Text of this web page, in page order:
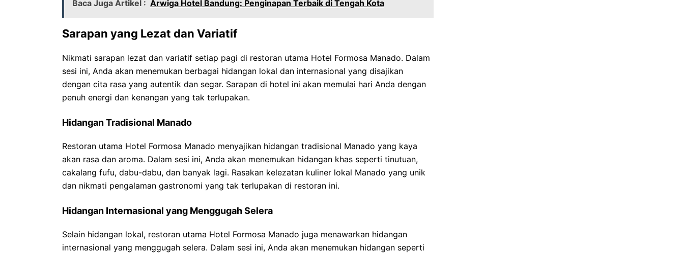
Baca Juga Artikel : Arwiga Hotel Bandung: Penginapan Terbaik di Tengah Kota
Sarapan yang Lezat dan Variatif
Nikmati sarapan lezat dan variatif setiap pagi di restoran utama Hotel Formosa Manado. Dalam
sesi ini, Anda akan menemukan berbagai hidangan lokal dan internasional yang disajikan
dengan cita rasa yang autentik dan segar. Sarapan di hotel ini akan memulai hari Anda dengan
penuh energi dan kenangan yang tak terlupakan.
Hidangan Tradisional Manado
Restoran utama Hotel Formosa Manado menyajikan hidangan tradisional Manado yang kaya
akan rasa dan aroma. Dalam sesi ini, Anda akan menemukan hidangan khas seperti tinutuan,
cakalang fufu, dabu-dabu, dan banyak lagi. Rasakan kelezatan kuliner lokal Manado yang unik
dan nikmati pengalaman gastronomi yang tak terlupakan di restoran ini.
Hidangan Internasional yang Menggugah Selera
Selain hidangan lokal, restoran utama Hotel Formosa Manado juga menawarkan hidangan
internasional yang menggugah selera. Dalam sesi ini, Anda akan menemukan hidangan seperti